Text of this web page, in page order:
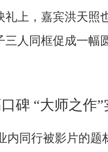
礼上，嘉宾洪天照
三人同框促成一幅
碑 “大师之作
内同行被影片的题